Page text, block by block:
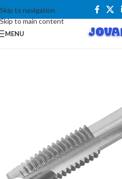
Skip to navigation
Skip to main content
MENU